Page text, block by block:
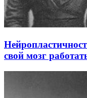
свой мозг